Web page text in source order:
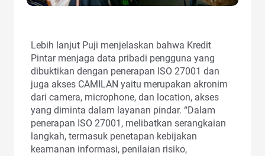
Lebih lanjut Puji menjelaskan bahwa Kredit
Pintar menjaga data pribadi pengguna yang
dibuktikan dengan penerapan ISO 27001 dan
juga akses CAMILAN yaitu merupakan akronim
dari camera, microphone, dan location, akses
yang diminta dalam layanan pindar. “Dalam
penerapan ISO 27001, melibatkan serangkaian
langkah, termasuk penetapan kebijakan
keamanan informasi, penilaian risiko,